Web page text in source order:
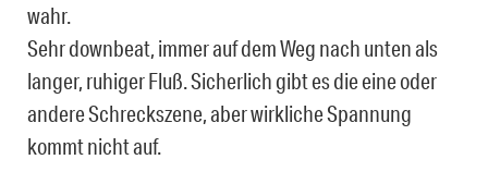
wahr.
Sehr downbeat, immer auf dem Weg nach unten als
langer, ruhiger Fluß. Sicherlich gibt es die eine oder
andere Schreckszene, aber wirkliche Spannung
kommt nicht auf.